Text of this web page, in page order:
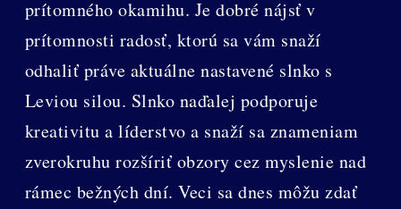
prítomného okamihu. Je dobré nájsť v
prítomnosti radosť, ktorú sa vám snaží
odhaliť práve aktuálne nastavené slnko s
Leviou silou. Slnko naďalej podporuje
kreativitu a líderstvo a snaží sa znameniam
zverokruhu rozšíriť obzory cez myslenie nad
rámec bežných dní. Veci sa dnes môžu zdať